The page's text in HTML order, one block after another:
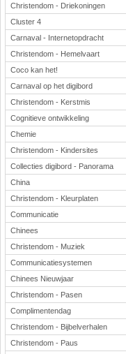
Christendom - Driekoningen
Cluster 4
Carnaval - Internetopdracht
Christendom - Hemelvaart
Coco kan het!
Carnaval op het digibord
Christendom - Kerstmis
Cognitieve ontwikkeling
Chemie
Christendom - Kindersites
Collecties digibord - Panorama
China
Christendom - Kleurplaten
Communicatie
Chinees
Christendom - Muziek
Communicatiesystemen
Chinees Nieuwjaar
Christendom - Pasen
Complimentendag
Christendom - Bijbelverhalen
Christendom - Paus